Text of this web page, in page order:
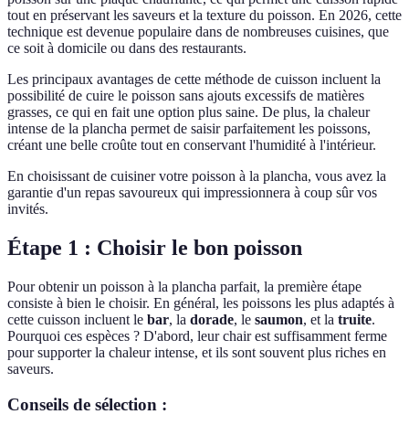
tout en préservant les saveurs et la texture du poisson. En 2026, cette
technique est devenue populaire dans de nombreuses cuisines, que
ce soit à domicile ou dans des restaurants.
Les principaux avantages de cette méthode de cuisson incluent la
possibilité de cuire le poisson sans ajouts excessifs de matières
grasses, ce qui en fait une option plus saine. De plus, la chaleur
intense de la plancha permet de saisir parfaitement les poissons,
créant une belle croûte tout en conservant l'humidité à l'intérieur.
En choisissant de cuisiner votre poisson à la plancha, vous avez la
garantie d'un repas savoureux qui impressionnera à coup sûr vos
invités.
Étape 1 : Choisir le bon poisson
Pour obtenir un poisson à la plancha parfait, la première étape
consiste à bien le choisir. En général, les poissons les plus adaptés à
cette cuisson incluent le bar, la dorade, le saumon, et la truite.
Pourquoi ces espèces ? D'abord, leur chair est suffisamment ferme
pour supporter la chaleur intense, et ils sont souvent plus riches en
saveurs.
Conseils de sélection :